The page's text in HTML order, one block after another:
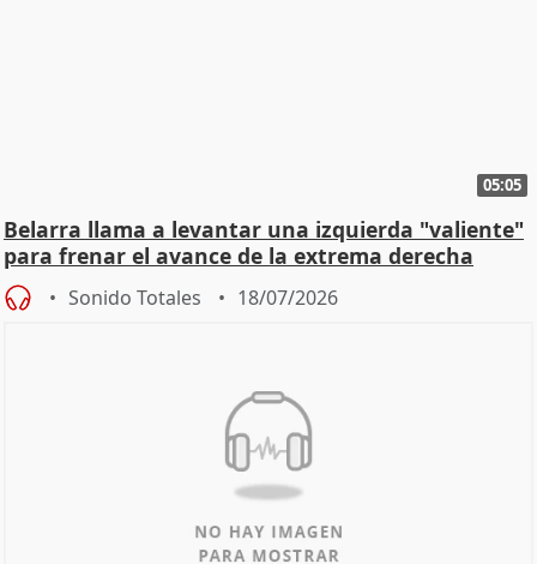
05:05
Belarra llama a levantar una izquierda "valiente"
para frenar el avance de la extrema derecha
Sonido Totales 18/07/2026